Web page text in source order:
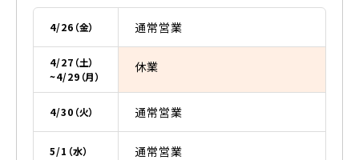
4/26（金） 通常営業
4/27（土）
~4/29（月）
休業
4/30（火） 通常営業
5/1（水） 通常営業